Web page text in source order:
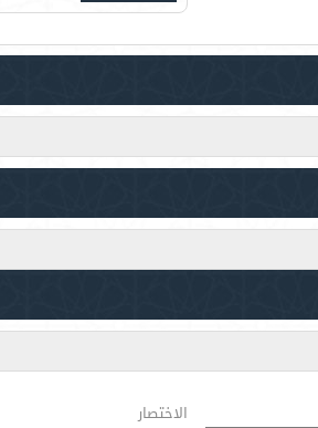
الاختصار